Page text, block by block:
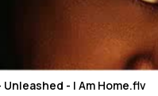
- I Am Home.flv